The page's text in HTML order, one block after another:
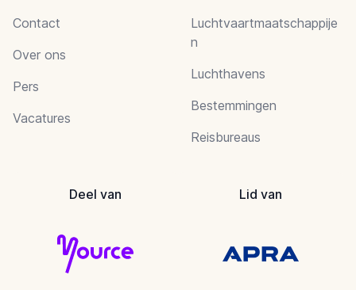
Contact
Over ons
Pers
Vacatures
Luchtvaartmaatschappije
n
Luchthavens
Bestemmingen
Reisbureaus
Deel van Lid van